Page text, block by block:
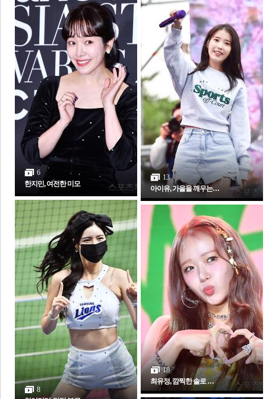
6
한지민, 여전한 미모
8
13
아이유, 가을을 깨우는…
18
최유정, 깜찍한 솔로 …